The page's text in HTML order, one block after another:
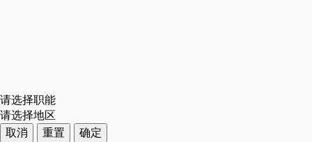
请选择职能
请选择地区
取消
重置
确定